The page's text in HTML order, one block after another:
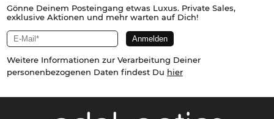
Gönne Deinem Posteingang etwas Luxus. Private Sales,
exklusive Aktionen und mehr warten auf Dich!
Weitere Informationen zur Verarbeitung Deiner
personenbezogenen Daten findest Du hier